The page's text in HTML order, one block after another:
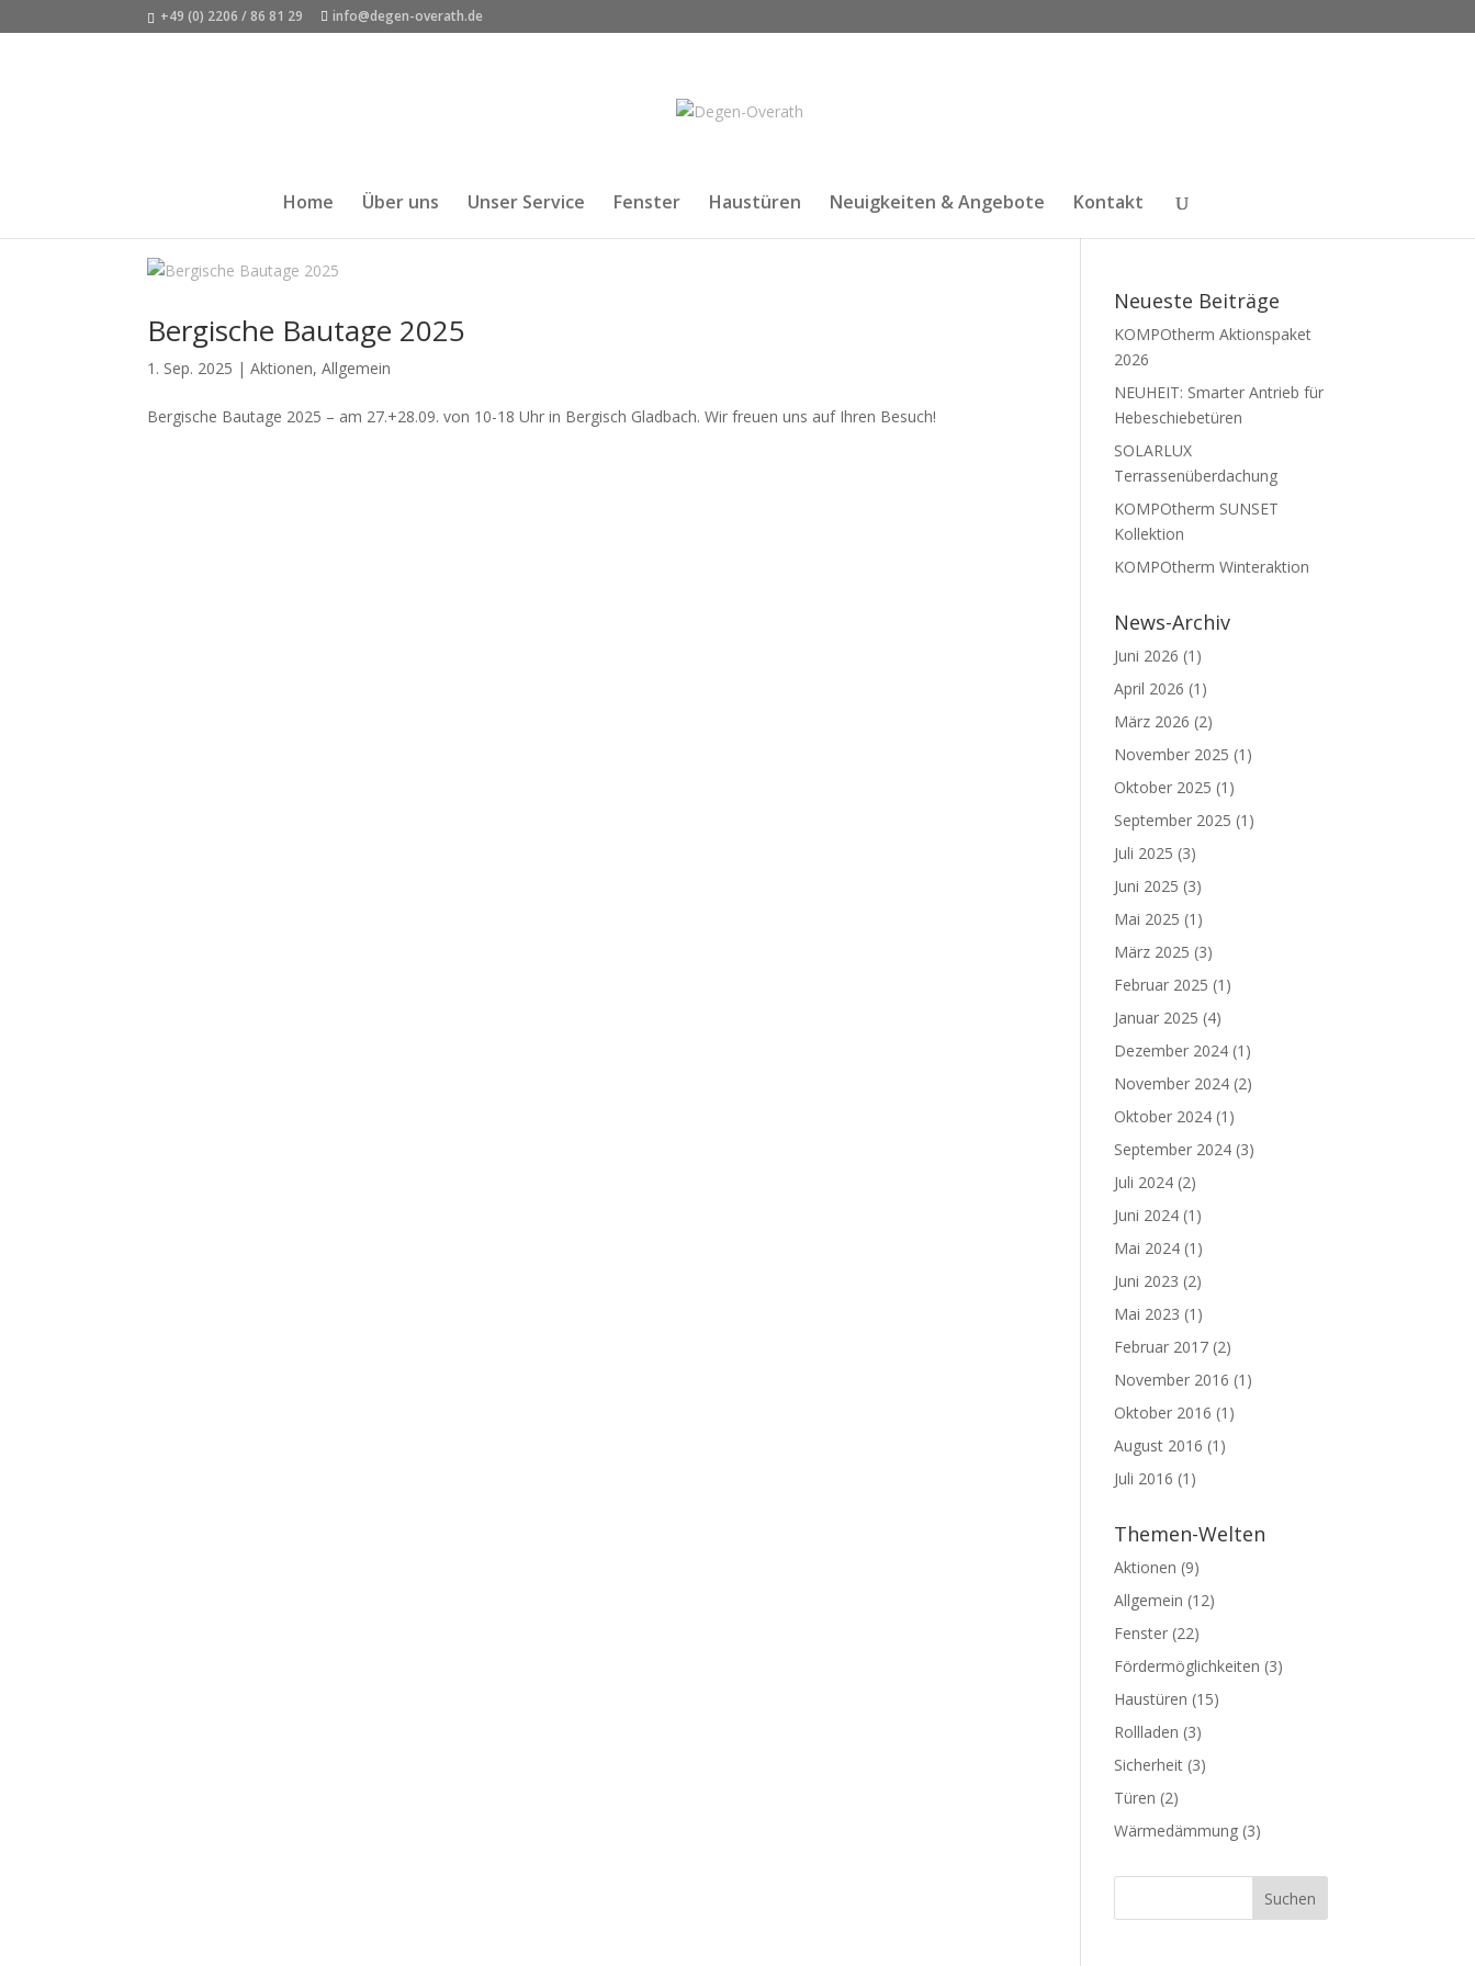
+49 (0) 2206 / 86 81 29 info@degen-overath.de
Home Über uns Unser Service Fenster Haustüren Neuigkeiten & Angebote Kontakt
Bergische Bautage 2025
1. Sep. 2025 |Aktionen,Allgemein
Bergische Bautage 2025 – am 27.+28.09. von 10-18 Uhr in Bergisch Gladbach. Wir freuen uns auf Ihren Besuch!
Neueste Beiträge
KOMPOtherm Aktionspaket
2026
NEUHEIT: Smarter Antrieb für
Hebeschiebetüren
SOLARLUX
Terrassenüberdachung
KOMPOtherm SUNSET
Kollektion
KOMPOtherm Winteraktion
News-Archiv
Juni 2026 (1)
April 2026 (1)
März 2026 (2)
November 2025 (1)
Oktober 2025 (1)
September 2025 (1)
Juli 2025 (3)
Juni 2025 (3)
Mai 2025 (1)
März 2025 (3)
Februar 2025 (1)
Januar 2025 (4)
Dezember 2024 (1)
November 2024 (2)
Oktober 2024 (1)
September 2024 (3)
Juli 2024 (2)
Juni 2024 (1)
Mai 2024 (1)
Juni 2023 (2)
Mai 2023 (1)
Februar 2017 (2)
November 2016 (1)
Oktober 2016 (1)
August 2016 (1)
Juli 2016 (1)
Themen-Welten
Aktionen (9)
Allgemein (12)
Fenster (22)
Fördermöglichkeiten (3)
Haustüren (15)
Rollladen (3)
Sicherheit (3)
Türen (2)
Wärmedämmung (3)